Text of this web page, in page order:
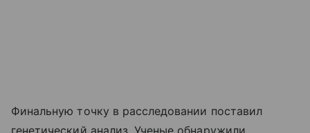
Финальную точку в расследовании поставил
генетический анализ. Ученые обнаружили,